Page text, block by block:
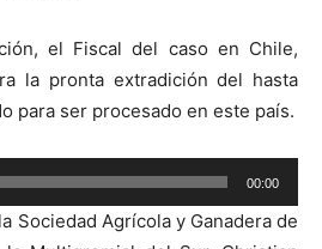
el Fiscal del caso en Chile,
la pronta extradición del hasta
para ser procesado en este país.
00:00
Sociedad Agrícola y Ganadera de